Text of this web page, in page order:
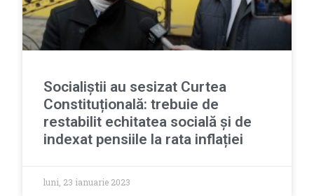
Socialiștii au sesizat Curtea
Constituțională: trebuie de
restabilit echitatea socială și de
indexat pensiile la rata inflației
luni, 23 ianuarie 2023